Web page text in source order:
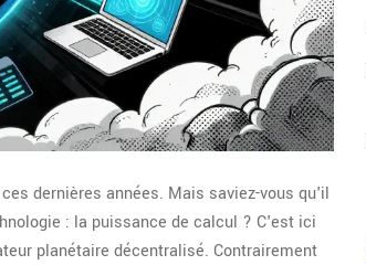
dernières années. Mais saviez-vous qu'il
: la puissance de calcul ? C'est ici
planétaire décentralisé. Contrairement